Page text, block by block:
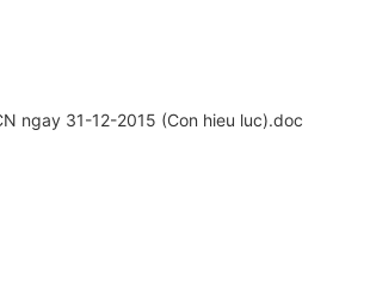
ngay 31-12-2015 (Con hieu luc).doc